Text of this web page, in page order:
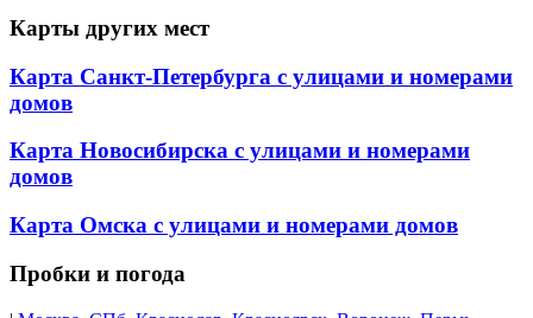
Карты других мест
Карта Санкт-Петербурга с улицами и номерами
домов
Карта Новосибирска с улицами и номерами
домов
Карта Омска с улицами и номерами домов
Пробки и погода